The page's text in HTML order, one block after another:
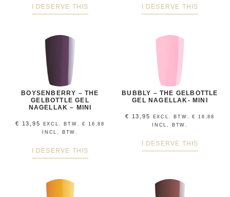
I DESERVE THIS I DESERVE THIS
BOYSENBERRY – THE
GELBOTTLE GEL
NAGELLAK – MINI
€ 13,95 EXCL. BTW.€
16,88
INCL, BTW.
I DESERVE THIS
BUBBLY – THE GELBOTTLE
GEL NAGELLAK- MINI
€ 13,95 EXCL. BTW.€
16,88
INCL, BTW.
I DESERVE THIS